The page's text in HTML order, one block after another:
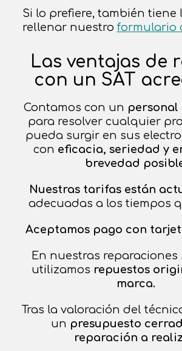
Si lo prefiere, también tiene
rellenar nuestro formulario
Las ventajas de
con un SAT
Contamos con un
para resolver cualquier
pueda surgir en sus
con eficacia, seriedad y
brevedad
Nuestras tarifas están
adecuadas a los tiempos
Aceptamos pago con
En nuestras reparaciones
utilizamos repuestos
marca.
Tras la valoración del
un presupuesto
reparación a